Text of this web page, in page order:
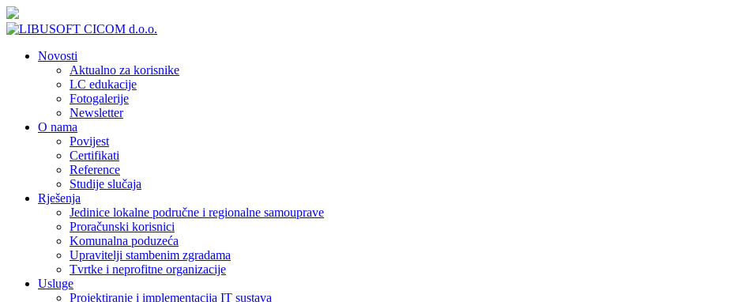
Novosti
Aktualno za korisnike
LC edukacije
Fotogalerije
Newsletter
O nama
Povijest
Certifikati
Reference
Studije slučaja
Rješenja
Jedinice lokalne područne i regionalne samouprave
Proračunski korisnici
Komunalna poduzeća
Upravitelji stambenim zgradama
Tvrtke i neprofitne organizacije
Usluge
Projektiranje i implementacija IT sustava